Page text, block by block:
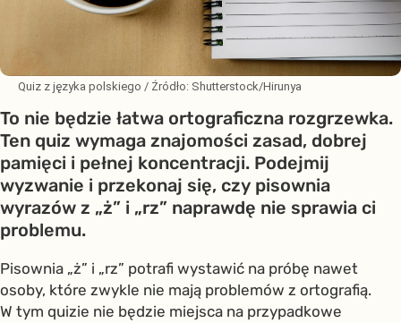
Quiz z języka polskiego / Źródło: Shutterstock/Hirunya
To nie będzie łatwa ortograficzna rozgrzewka.
Ten quiz wymaga znajomości zasad, dobrej
pamięci i pełnej koncentracji. Podejmij
wyzwanie i przekonaj się, czy pisownia
wyrazów z „ż” i „rz” naprawdę nie sprawia ci
problemu.
Pisownia „ż” i „rz” potrafi wystawić na próbę nawet
osoby, które zwykle nie mają problemów z ortografią.
W tym quizie nie będzie miejsca na przypadkowe